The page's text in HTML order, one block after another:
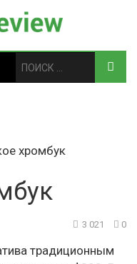
хромбук
3 021 0
традиционным